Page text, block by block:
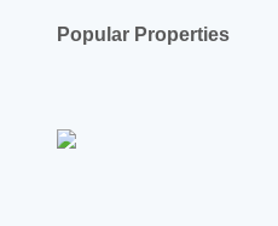
Popular Properties